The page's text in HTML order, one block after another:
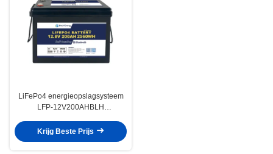
LiFePo4 energieopslagsysteem
LFP-12V200AHBLH
temperatuurbereik van -20°C tot
Krijg Beste Prijs